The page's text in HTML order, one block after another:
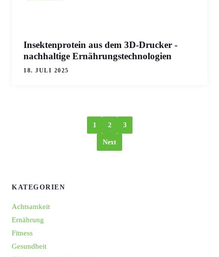
Insektenprotein aus dem 3D-Drucker -
nachhaltige Ernährungstechnologien
18. JULI 2025
1 2 3
Next
KATEGORIEN
Achtsamkeit
Ernährung
Fitness
Gesundheit